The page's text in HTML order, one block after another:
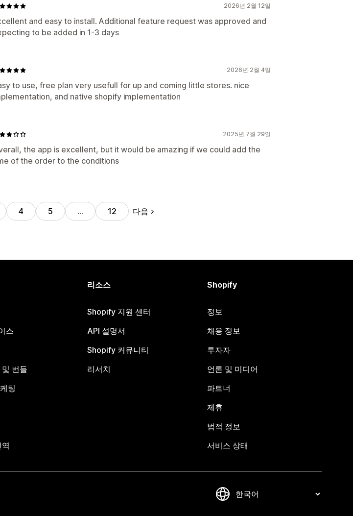
2026년 2월 12일
and easy to install. Additional feature request was approved and
to be added in 1-3 days
2026년 2월 4일
to use, free plan very usefull for up and coming little stores. nice
and native shopify implementation
2025년 7월 29일
the app is excellent, but it would be amazing if we could add the
of the order to the conditions
4 5 … 12 다음
스
번들
팅
리소스
Shopify 지원 센터
API 설명서
Shopify 커뮤니티
리서치
Shopify
정보
채용 정보
투자자
언론 및 미디어
파트너
제휴
법적 정보
서비스 상태